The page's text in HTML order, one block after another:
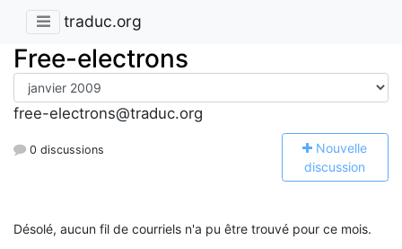
traduc.org
Free-electrons
free-electrons@traduc.org
0 discussions Nouvelle
discussion
Désolé, aucun fil de courriels n'a pu être trouvé pour ce mois.